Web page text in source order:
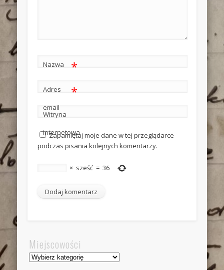
Nazwa *
Adres
email
*
Witryna
internetowa
Zapamiętaj moje dane w tej przeglądarce
podczas pisania kolejnych komentarzy.
× sześć = 36
Miejscowości
Miejscowości